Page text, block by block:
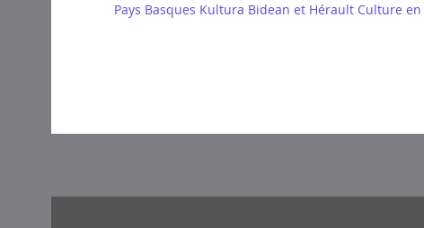
Pays Basques Kultura Bidean et Hérault Culture